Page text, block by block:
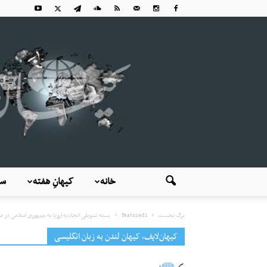
کیهانِ هفته خانه
برگ نخست Featured1 بسته تشویقی اتحادیه اروپا به جمهوری اسلامی
کیهان‌لایف، کیهان لندن به زبان انگلیسی